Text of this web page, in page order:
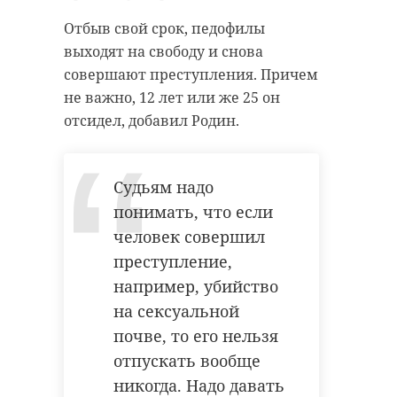
Отбыв свой срок, педофилы
выходят на свободу и снова
совершают преступления. Причем
не важно, 12 лет или же 25 он
отсидел, добавил Родин.
Судьям надо
понимать, что если
человек совершил
преступление,
например, убийство
на сексуальной
почве, то его нельзя
отпускать вообще
никогда. Надо давать
По планам новую технологию
"Передышка" намерены открыть
еще в Бокситогорском центре и
возможно в Сосновом Бору.
Фото: 47channel
Ну и с осторожностью следует
воспринимать новость о
появлении у ребенка взрослого
друга,отметилРодин. Взрослый
мужчина в переписке в
постоянной основе - звоночек о
том, что он может быть
педофилом.
При этом разглядеть педофила
внешне почти невозможно. Но
есть ряд "маркеров", известных
специалистам: одинокий
мужчина, что гуляет по детской
площадке, знакомится с ними,